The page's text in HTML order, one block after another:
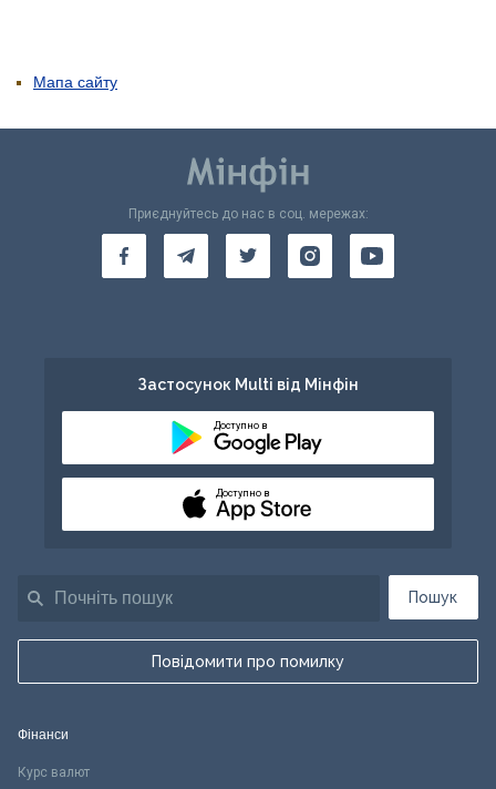
Мапа сайту
Пошук
Повідомити про помилку
Приєднуйтесь до нас в соц. мережах:
Застосунок Multi від Мінфін
Доступно в
Доступно в
Фінанси
Курс валют